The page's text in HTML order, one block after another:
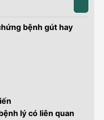
bệnh gút hay
lý có liên quan